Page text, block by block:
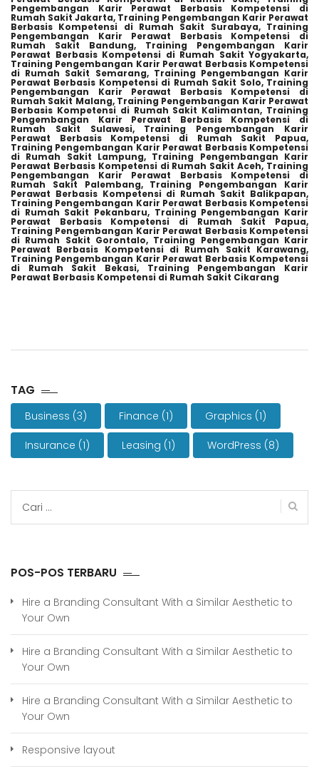
Pengembangan Karir Perawat Berbasis Kompetensi di
Rumah Sakit Jakarta, Training Pengembangan Karir Perawat
Berbasis Kompetensi di Rumah Sakit Surabaya, Training
Pengembangan Karir Perawat Berbasis Kompetensi di
Rumah Sakit Bandung, Training Pengembangan Karir
Perawat Berbasis Kompetensi di Rumah Sakit Yogyakarta,
Training Pengembangan Karir Perawat Berbasis Kompetensi
di Rumah Sakit Semarang, Training Pengembangan Karir
Perawat Berbasis Kompetensi di Rumah Sakit Solo, Training
Pengembangan Karir Perawat Berbasis Kompetensi di
Rumah Sakit Malang, Training Pengembangan Karir Perawat
Berbasis Kompetensi di Rumah Sakit Kalimantan, Training
Pengembangan Karir Perawat Berbasis Kompetensi di
Rumah Sakit Sulawesi, Training Pengembangan Karir
Perawat Berbasis Kompetensi di Rumah Sakit Papua,
Training Pengembangan Karir Perawat Berbasis Kompetensi
di Rumah Sakit Lampung, Training Pengembangan Karir
Perawat Berbasis Kompetensi di Rumah Sakit Aceh, Training
Pengembangan Karir Perawat Berbasis Kompetensi di
Rumah Sakit Palembang, Training Pengembangan Karir
Perawat Berbasis Kompetensi di Rumah Sakit Balikpapan,
Training Pengembangan Karir Perawat Berbasis Kompetensi
di Rumah Sakit Pekanbaru, Training Pengembangan Karir
Perawat Berbasis Kompetensi di Rumah Sakit Papua,
Training Pengembangan Karir Perawat Berbasis Kompetensi
di Rumah Sakit Gorontalo, Training Pengembangan Karir
Perawat Berbasis Kompetensi di Rumah Sakit Karawang,
Training Pengembangan Karir Perawat Berbasis Kompetensi
di Rumah Sakit Bekasi, Training Pengembangan Karir
Perawat Berbasis Kompetensi di Rumah Sakit Cikarang
TAG
Business (3) Finance (1) Graphics (1)
Insurance (1) Leasing (1) WordPress (8)
untuk:
POS-POS TERBARU
Hire a Branding Consultant With a Similar Aesthetic to
Your Own
Hire a Branding Consultant With a Similar Aesthetic to
Your Own
Hire a Branding Consultant With a Similar Aesthetic to
Your Own
Responsive layout